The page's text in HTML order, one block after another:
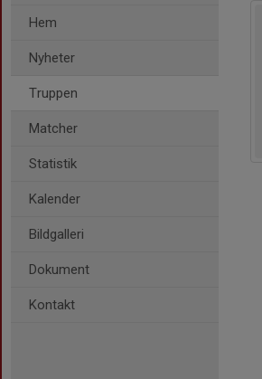
Hem
Nyheter
Truppen
Matcher
Statistik
Kalender
Bildgalleri
Dokument
Kontakt